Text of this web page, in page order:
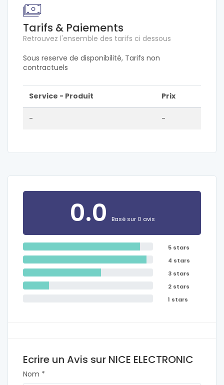
Tarifs & Paiements
Retrouvez l'ensemble des tarifs ci dessous
Sous reserve de disponibilité, Tarifs non
contractuels
Service - Produit Prix
- -
0.0 Basé sur 0 avis
5 stars
4 stars
3 stars
2 stars
1 stars
Ecrire un Avis sur NICE ELECTRONIC
Nom *